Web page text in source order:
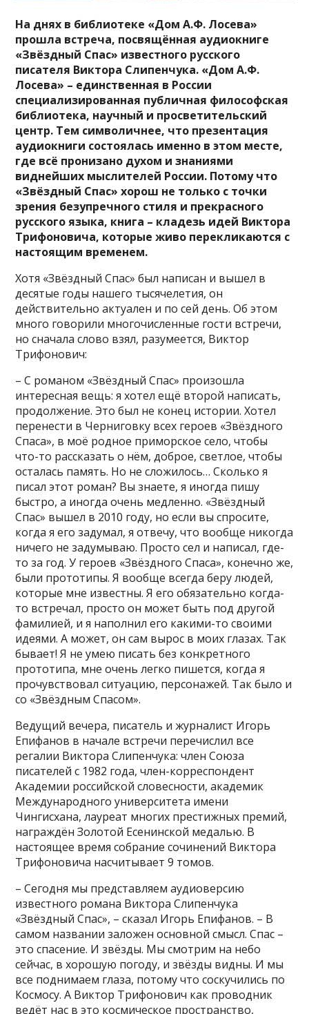
На днях в библиотеке «Дом А.Ф. Лосева»
прошла встреча, посвящённая аудиокниге
«Звёздный Спас» известного русского
писателя Виктора Слипенчука. «Дом А.Ф.
Лосева» – единственная в России
специализированная публичная философская
библиотека, научный и просветительский
центр. Тем символичнее, что презентация
аудиокниги состоялась именно в этом месте,
где всё пронизано духом и знаниями
виднейших мыслителей России. Потому что
«Звёздный Спас» хорош не только с точки
зрения безупречного стиля и прекрасного
русского языка, книга – кладезь идей Виктора
Трифоновича, которые живо перекликаются с
настоящим временем.
Хотя «Звёздный Спас» был написан и вышел в
десятые годы нашего тысячелетия, он
действительно актуален и по сей день. Об этом
много говорили многочисленные гости встречи,
но сначала слово взял, разумеется, Виктор
Трифонович:
– С романом «Звёздный Спас» произошла
интересная вещь: я хотел ещё второй написать,
продолжение. Это был не конец истории. Хотел
перенести в Черниговку всех героев «Звёздного
Спаса», в моё родное приморское село, чтобы
что-то рассказать о нём, доброе, светлое, чтобы
осталась память. Но не сложилось… Сколько я
писал этот роман? Вы знаете, я иногда пишу
быстро, а иногда очень медленно. «Звёздный
Спас» вышел в 2010 году, но если вы спросите,
когда я его задумал, я отвечу, что вообще никогда
ничего не задумываю. Просто сел и написал, где-
то за год. У героев «Звёздного Спаса», конечно же,
были прототипы. Я вообще всегда беру людей,
которые мне известны. Я его обязательно когда-
то встречал, просто он может быть под другой
фамилией, и я наполнил его какими-то своими
идеями. А может, он сам вырос в моих глазах. Так
бывает! Я не умею писать без конкретного
прототипа, мне очень легко пишется, когда я
прочувствовал ситуацию, персонажей. Так было и
со «Звёздным Спасом».
Ведущий вечера, писатель и журналист Игорь
Епифанов в начале встречи перечислил все
регалии Виктора Слипенчука: член Союза
писателей с 1982 года, член-корреспондент
Академии российской словесности, академик
Международного университета имени
Чингисхана, лауреат многих престижных премий,
награждён Золотой Есенинской медалью. В
настоящее время собрание сочинений Виктора
Трифоновича насчитывает 9 томов.
– Сегодня мы представляем аудиоверсию
известного романа Виктора Слипенчука
«Звёздный Спас», – сказал Игорь Епифанов. – В
самом названии заложен основной смысл. Спас –
это спасение. И звёзды. Мы смотрим на небо
сейчас, в хорошую погоду, и звёзды видны. И мы
все поднимаем глаза, потому что соскучились по
Космосу. А Виктор Трифонович как проводник
ведёт нас в это космическое пространство,